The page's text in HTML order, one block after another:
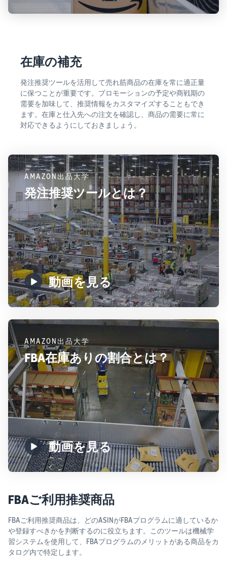
在庫の補充
発注推奨ツールを活用して売れ筋商品の在庫を常に適正量
に保つことが重要です。プロモーションの予定や商戦期の
需要を加味して、推奨情報をカスタマイズすることもでき
ます。在庫と仕入先への注文を確認し、商品の需要に常に
対応できるようにしておきましょう。
AMAZON出品大学
発注推奨ツールとは？
動画を見る
AMAZON出品大学
FBA在庫ありの割合とは？
動画を見る
FBAご利用推奨商品
FBAご利用推奨商品は、どのASINがFBAプログラムに適しているか
や登録すべきかを判断するのに役立ちます。このツールは機械学
習システムを使用して、FBAプログラムのメリットがある商品をカ
タログ内で特定します。